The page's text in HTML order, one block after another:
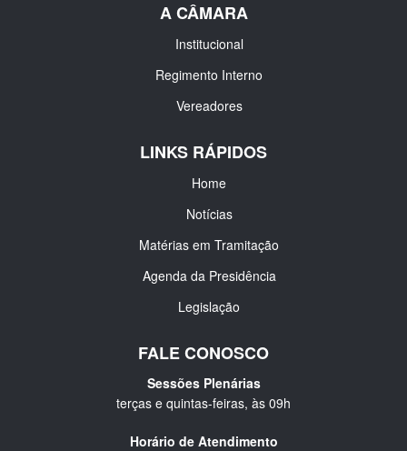
A CÂMARA
Institucional
Regimento Interno
Vereadores
LINKS RÁPIDOS
Home
Notícias
Matérias em Tramitação
Agenda da Presidência
Legislação
FALE CONOSCO
Sessões Plenárias
terças e quintas-feiras, às 09h
Horário de Atendimento